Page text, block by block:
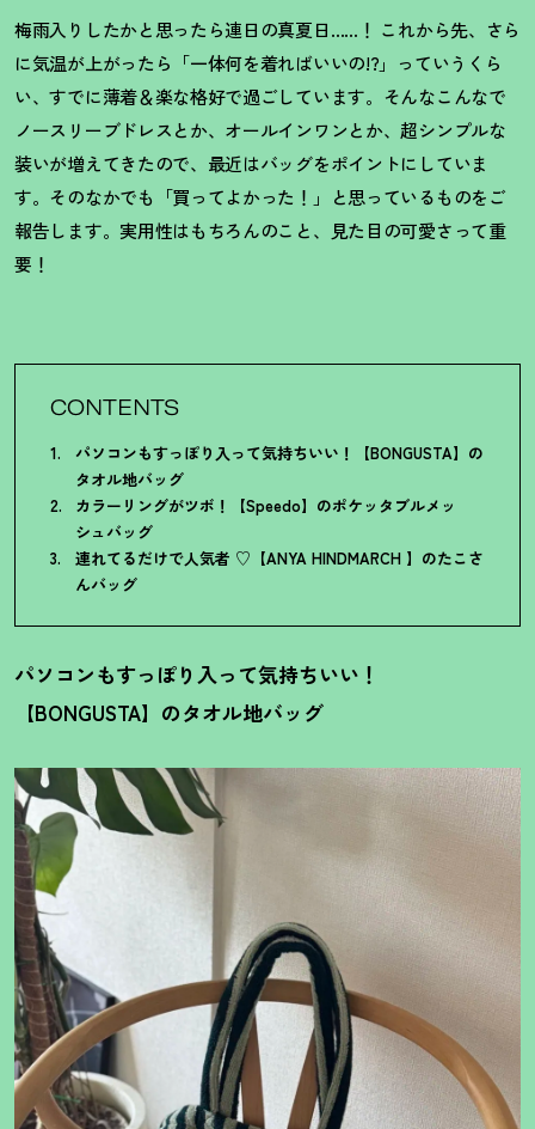
梅雨入りしたかと思ったら連日の真夏日…… ！ これから先、さら
に気温が上がったら「一体何を着ればいいの!?」っていうくら
い、すでに薄着＆楽な格好で過ごしています。そんなこんなで
ノースリーブドレスとか、オールインワンとか、超シンプルな
装いが増えてきたので、最近はバッグをポイントにしていま
す。そのなかでも「買ってよかった ！ 」と思っているものをご
報告します。実用性はもちろんのこと、見た目の可愛さって重
要 ！
CONTENTS
パソコンもすっぽり入って気持ちいい ！
【BONGUSTA】の
タオル地バッグ
カラーリングがツボ ！
【Speedo】のポケッタブルメッ
シュバッグ
連れてるだけで人気者 ♡【ANYA HINDMARCH 】のたこさ
んバッグ
パソコンもすっぽり入って気持ちいい ！
【BONGUSTA】のタオル地バッグ